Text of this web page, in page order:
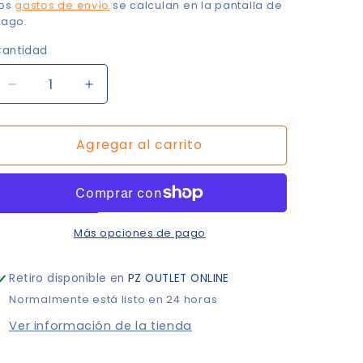
gastos de envío se calculan en la pantalla de
Reducir
cantidad
para
Dominican
Republic
Aumentar
cantidad
para
Dominican
Republic
Agregar al carrito
Más opciones de pago
Retiro disponible enPZ OUTLET ONLINE
Normalmente está listo en 24 horas
Ver información de la tienda